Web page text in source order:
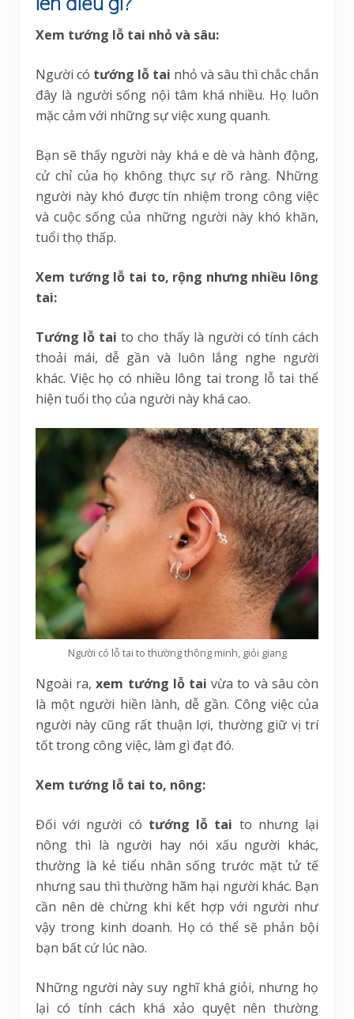
Xem tướng lỗ tai nhỏ và sâu:
Người có tướng lỗ tai nhỏ và sâu thì chắc chắn
đây là người sống nội tâm khá nhiều. Họ luôn
mặc cảm với những sự việc xung quanh.
Bạn sẽ thấy người này khá e dè và hành động,
cử chỉ của họ không thực sự rõ ràng. Những
người này khó được tín nhiệm trong công việc
và cuộc sống của những người này khó khăn,
tuổi thọ thấp.
Xem tướng lỗ tai to, rộng nhưng nhiều lông
tai:
Tướng lỗ tai to cho thấy là người có tính cách
thoải mái, dễ gần và luôn lắng nghe người
khác. Việc họ có nhiều lông tai trong lỗ tai thể
hiện tuổi thọ của người này khá cao.
Người có lỗ tai to thường thông minh, giỏi giang
Ngoài ra, xem tướng lỗ tai vừa to và sâu còn
là một người hiền lành, dễ gần. Công việc của
người này cũng rất thuận lợi, thường giữ vị trí
tốt trong công việc, làm gì đạt đó.
Xem tướng lỗ tai to, nông:
Đối với người có tướng lỗ tai to nhưng lại
nông thì là người hay nói xấu người khác,
thường là kẻ tiểu nhân sống trước mặt tử tế
nhưng sau thì thường hãm hại người khác. Bạn
cần nên dè chừng khi kết hợp với người như
vậy trong kinh doanh. Họ có thể sẽ phản bội
bạn bất cứ lúc nào.
Những người này suy nghĩ khá giỏi, nhưng họ
lại có tính cách khá xảo quyệt nên thường